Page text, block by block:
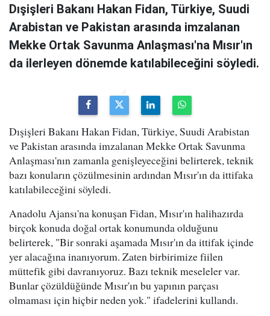
Dışişleri Bakanı Hakan Fidan, Türkiye, Suudi
Arabistan ve Pakistan arasında imzalanan
Mekke Ortak Savunma Anlaşması'na Mısır'ın
da ilerleyen dönemde katılabileceğini söyledi.
Dışişleri Bakanı Hakan Fidan, Türkiye, Suudi Arabistan
ve Pakistan arasında imzalanan Mekke Ortak Savunma
Anlaşması'nın zamanla genişleyeceğini belirterek, teknik
bazı konuların çözülmesinin ardından Mısır'ın da ittifaka
katılabileceğini söyledi.
Anadolu Ajansı'na konuşan Fidan, Mısır'ın halihazırda
birçok konuda doğal ortak konumunda olduğunu
belirterek, "Bir sonraki aşamada Mısır'ın da ittifak içinde
yer alacağına inanıyorum. Zaten birbirimize fiilen
müttefik gibi davranıyoruz. Bazı teknik meseleler var.
Bunlar çözüldüğünde Mısır'ın bu yapının parçası
olmaması için hiçbir neden yok." ifadelerini kullandı.